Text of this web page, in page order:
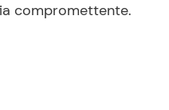
compromettente.